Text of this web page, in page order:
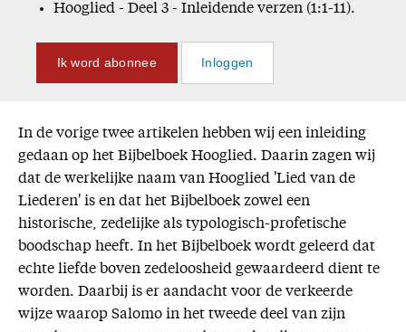
Hooglied - Deel 3 - Inleidende verzen (1:1-11).
Ik word abonnee Inloggen
In de vorige twee artikelen hebben wij een inleiding
gedaan op het Bijbelboek Hooglied. Daarin zagen wij
dat de werkelijke naam van Hooglied 'Lied van de
Liederen' is en dat het Bijbelboek zowel een
historische, zedelijke als typologisch-profetische
boodschap heeft. In het Bijbelboek wordt geleerd dat
echte liefde boven zedeloosheid gewaardeerd dient te
worden. Daarbij is er aandacht voor de verkeerde
wijze waarop Salomo in het tweede deel van zijn